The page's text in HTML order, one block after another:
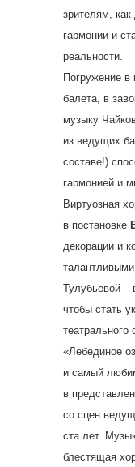
зрителям, как
гармонии и
реальности.
Погружение в
балета, в
музыку
из ведущих
составе!)
гармонией и
Виртуозная
в постановке
декорации и
Тулубьевой –
чтобы стать
театрального
«Лебединое
и самый
в
со сцен
ста лет.
блестящая